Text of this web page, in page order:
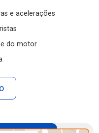
e acelerações
do motor